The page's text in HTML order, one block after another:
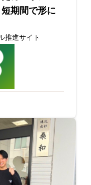
期間で形に
推進サイト